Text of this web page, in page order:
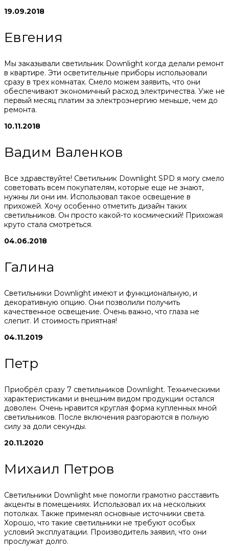
19.09.2018
Евгения
Мы заказывали светильник Downlight когда делали ремонт
в квартире. Эти осветительные приборы использовали
сразу в трех комнатах. Смело можем заявить, что они
обеспечивают экономичный расход электричества. Уже не
первый месяц платим за электроэнергию меньше, чем до
ремонта.
10.11.2018
Вадим Валенков
Все здравствуйте! Светильник Downlight SPD я могу смело
советовать всем покупателям, которые еще не знают,
нужны ли они им. Использовал такое освещение в
прихожей. Хочу особенно отметить дизайн таких
светильников. Он просто какой-то космический! Прихожая
круто стала смотреться.
04.06.2018
Галина
Светильники Downlight имеют и функциональную, и
декоративную опцию. Они позволили получить
качественное освещение. Очень важно, что глаза не
слепит. И стоимость приятная!
04.11.2019
Петр
Приобрёл сразу 7 светильников Downlight. Техническими
характеристиками и внешним видом продукции остался
доволен. Очень нравится круглая форма купленных мной
светильников. После включения разгораются в полную
силу за доли секунды.
20.11.2020
Михаил Петров
Светильники Downlight мне помогли грамотно расставить
акценты в помещениях. Использовал их на нескольких
потолках. Также применял основные источники света.
Хорошо, что такие светильники не требуют особых
условий эксплуатации. Производитель заявил, что они
прослужат долго.